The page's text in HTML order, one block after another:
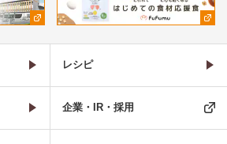
レシピ
企業・IR・採用